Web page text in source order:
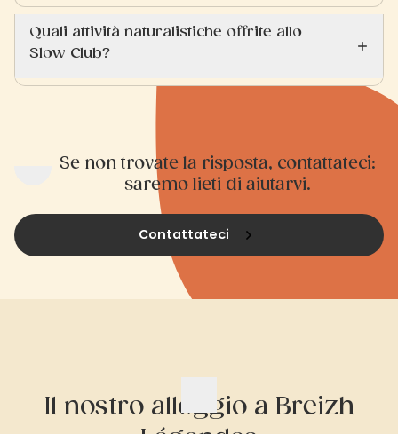
Quali attività naturalistiche offrite allo
Slow Club?
Se non trovate la risposta, contattateci:
saremo lieti di aiutarvi.
Contattateci
Il nostro alloggio a Breizh